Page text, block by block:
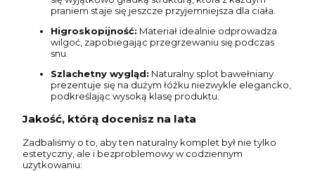
praniem staje się jeszcze przyjemniejsza dla ciała.
Higroskopijność: Materiał idealnie odprowadza
wilgoć, zapobiegając przegrzewaniu się podczas
snu.
Szlachetny wygląd: Naturalny splot bawełniany
prezentuje się na dużym łóżku niezwykle elegancko,
podkreślając wysoką klasę produktu.
Jakość, którą docenisz na lata
Zadbaliśmy o to, aby ten naturalny komplet był nie tylko
estetyczny, ale i bezproblemowy w codziennym
użytkowaniu: